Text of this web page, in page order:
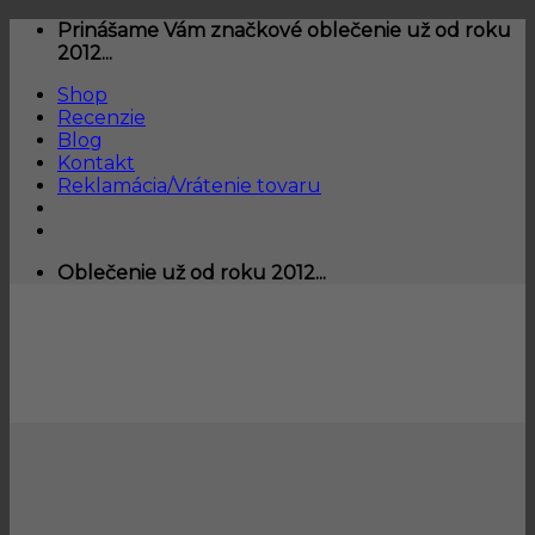
Skip
Prinášame Vám značkové oblečenie už od roku
2012...
Shop
Recenzie
Blog
Kontakt
Reklamácia/Vrátenie tovaru
Oblečenie už od roku 2012...